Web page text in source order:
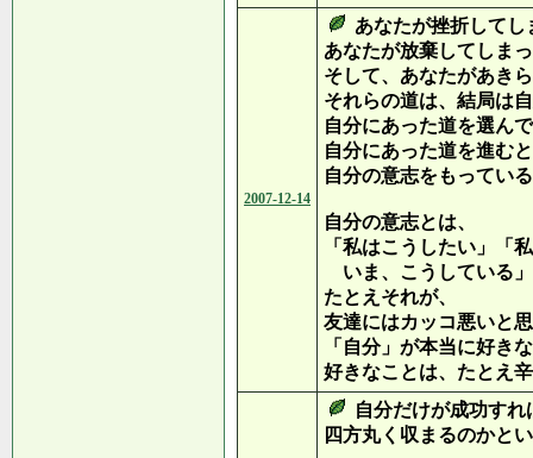
2007-12-14
あなたが挫折してし
あなたが放棄してしま
そして、あなたがあき
それらの道は、結局は
自分にあった道を選ん
自分にあった道を進む
自分の意志をもってい
自分の意志とは、
「私はこうしたい」「
いま、こうしている
たとえそれが、
友達にはカッコ悪いと
「自分」が本当に好き
好きなことは、たとえ
自分だけが成功すれ
四方丸く収まるのかと